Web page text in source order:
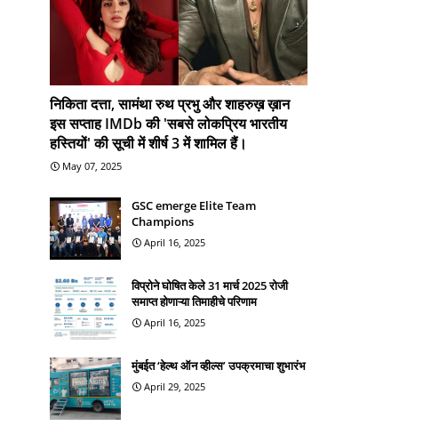
निकिता दत्ता, सामंथा रुथ प्रभु और शाहरुख़ ख़ान
इस सप्ताह IMDb की 'सबसे लोकप्रिय भारतीय
हस्तियों' की सूची में शीर्ष 3 में शामिल हैं।
May 07, 2025
GSC emerge Elite Team
Champions
April 16, 2025
विप्रोने घोषित केले 31 मार्च 2025 रोजी
समाप्त होणाऱ्या तिमाहीचे परिणाम
April 16, 2025
मुंबईत ‘हेल्थ ऑन व्हील्स’ उपक्रमाचा शुभारंभ
April 29, 2025